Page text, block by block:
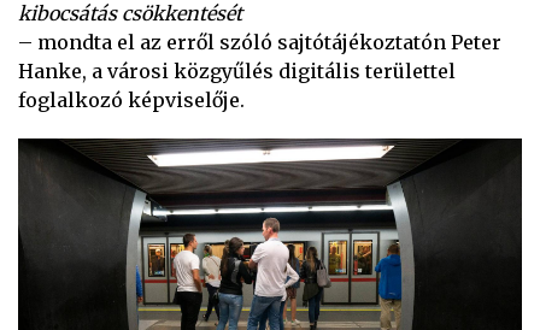
kibocsátás csökkentését
– mondta el az erről szóló sajtótájékoztatón Peter
Hanke, a városi közgyűlés digitális területtel
foglalkozó képviselője.